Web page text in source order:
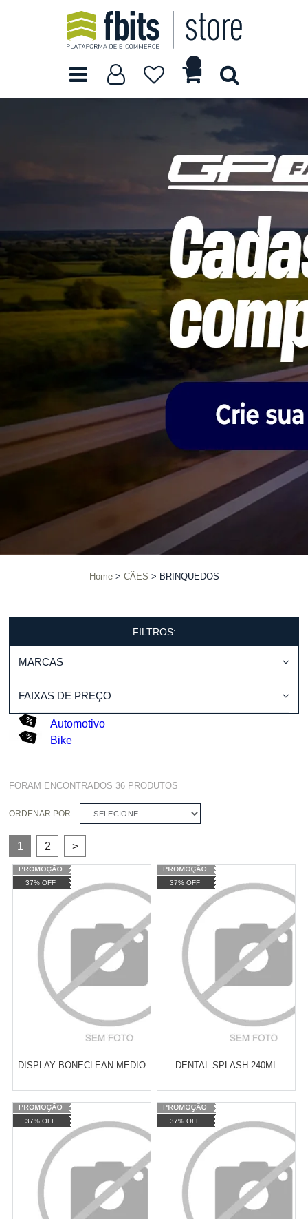
Home CÃES BRINQUEDOS
FILTROS:
MARCAS
FAIXAS DE PREÇO
Automotivo
Bike
FORAM ENCONTRADOS 36 PRODUTOS
ORDENAR POR: SELECIONE
1 2 >
37% OFF
DISPLAY BONECLEAN MEDIO
Varejo:
Atacado: R$ 2.550,90 (Apenas
Revendedor)
10 x
BRINQUEDOS DE CORDA
COMPRAR
37% OFF
DENTAL SPLASH 240ML
Varejo:
Atacado: R$ 2.550,90 (Apenas
Revendedor)
10
BRINQUEDOS DE CORDA
COMPRAR
37% OFF 37% OFF